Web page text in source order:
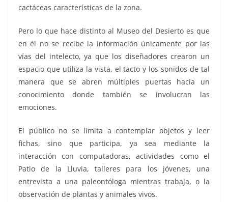
cactáceas características de la zona.
Pero lo que hace distinto al Museo del Desierto es que
en él no se recibe la información únicamente por las
vías del intelecto, ya que los diseñadores crearon un
espacio que utiliza la vista, el tacto y los sonidos de tal
manera que se abren múltiples puertas hacia un
conocimiento donde también se involucran las
emociones.
El público no se limita a contemplar objetos y leer
fichas, sino que participa, ya sea mediante la
interacción con computadoras, actividades como el
Patio de la Lluvia, talleres para los jóvenes, una
entrevista a una paleontóloga mientras trabaja, o la
observación de plantas y animales vivos.